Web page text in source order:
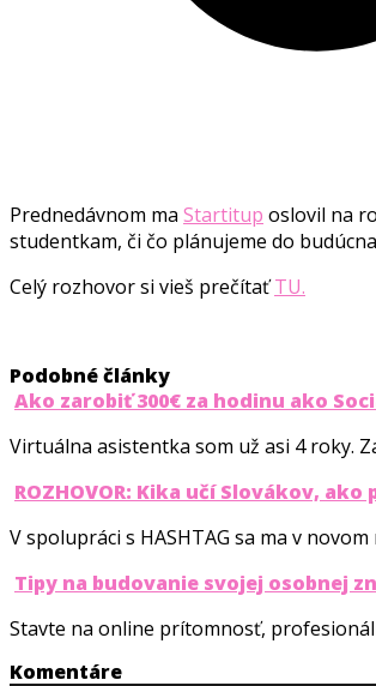
Prednedávnom ma Startitup oslovil na
studentkam, či čo plánujeme do
Celý rozhovor si vieš prečítaťTU.
Podobné články
Ako zarobiť 300€ za hodinu ako
Virtuálna asistentka som už asi 4 roky.
ROZHOVOR: Kika učí Slovákov,
V spolupráci s HASHTAG sa ma v
Tipy na budovanie svojej osobnej
Stavte na online prítomnosť,
Komentáre